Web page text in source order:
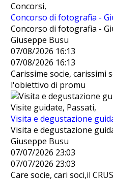
Concorsi,
Concorso di fotografia -
Concorso di fotografia -
Giuseppe Busu
07/08/2026 16:13
07/08/2026 16:13
Carissime socie, carissimi
l'obiettivo di promu
Visite guidate, Passati,
Visita e degustazione
Visita e degustazione
Giuseppe Busu
07/07/2026 23:03
07/07/2026 23:03
Care socie, cari soci,il